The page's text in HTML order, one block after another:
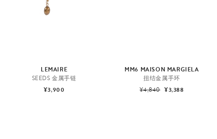
LEMAIRE
SEEDS 金属手链
¥3,900
MM6 MAISON MARGIELA
扭结金属手环
¥4,840 ¥3,388